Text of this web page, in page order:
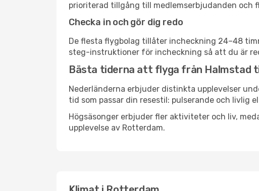
prioriterad tillgång till medlemserbjudanden och
Checka in och gör dig redo
De flesta flygbolag tillåter incheckning 24–48
steg-instruktioner för incheckning så att du är
Bästa tiderna att flyga från Halmstad
Nederländerna erbjuder distinkta upplevelser
tid som passar din resestil: pulserande och livlig
Högsäsonger erbjuder fler aktiviteter och liv,
upplevelse av Rotterdam.